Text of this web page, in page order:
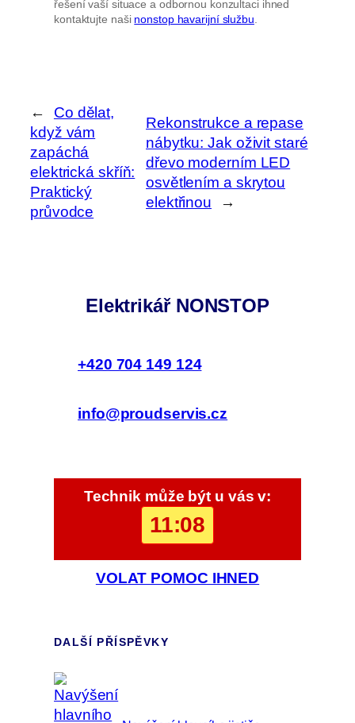
řešení vaší situace a odbornou konzultaci ihned
kontaktujte naši nonstop havarijní službu
←
Co dělat,
když vám
zapáchá
elektrická skříň:
Praktický
průvodce
Rekonstrukce a repase
nábytku: Jak oživit staré
dřevo moderním LED
osvětlením a skrytou
elektřinou
→
Elektrikář NONSTOP
+420 704 149 124
info@proudservis.cz
Technik může být u vás v:
11:08
VOLAT POMOC IHNED
DALŠÍ PŘÍSPĚVKY